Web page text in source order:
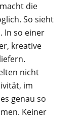
die
So sieht
In so einer
kreative
nicht
im
genau so
Keiner